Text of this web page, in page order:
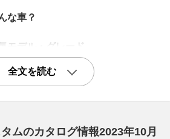
な車？
モデル・グレード
んだ最上級グレード「GターボLパ
2017年9月まで生産されていた初
すべて付いていると思っていい。
全文を読む
ムのカタログ情報2023年10月